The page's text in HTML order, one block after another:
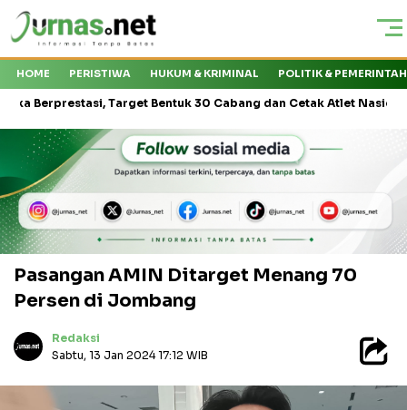
HOME PERISTIWA HUKUM & KRIMINAL POLITIK &
Target Bentuk 30 Cabang dan Cetak Atlet Nasional KMP
Pasangan AMIN Ditarget Menang 70
Persen di Jombang
Redaksi
Sabtu, 13 Jan 2024 17:12 WIB